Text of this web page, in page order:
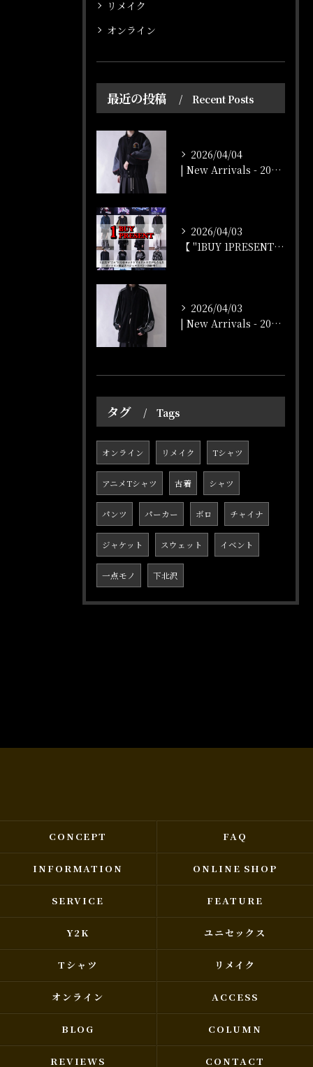
リメイク
オンライン
最近の投稿 Recent Posts
2026/04/04
| New Arrivals - 2026/4/4 |
2026/04/03
【 "1BUY 1PRESENT" オンラインストア開催‼️...
2026/04/03
| New Arrivals - 2026/4/3 |
タグ Tags
オンライン リメイク Tシャツ
アニメTシャツ 古着 シャツ
パンツ パーカー ボロ チャイナ
ジャケット スウェット イベント
一点モノ 下北沢
CONCEPT FAQ
INFORMATION ONLINE SHOP
SERVICE FEATURE
Y2K ユニセックス
Tシャツ リメイク
オンライン ACCESS
BLOG COLUMN
REVIEWS CONTACT